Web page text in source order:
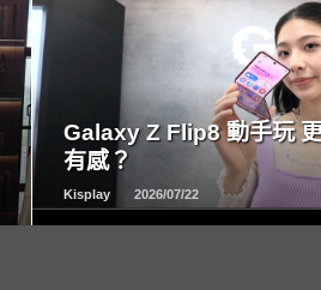
Galaxy Z Flip8 動手玩
有感？
Kisplay 2026/07/22
READ
MORE